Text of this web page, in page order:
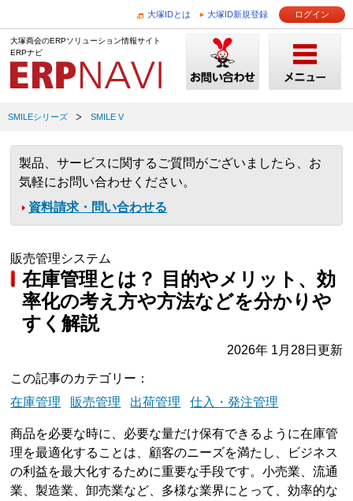
大塚IDとは 大塚ID新規登録 ログイン
大塚商会のERPソリューション情報サイト
ERPナビ
SMILEシリーズ SMILE V
製品、サービスに関するご質問がございましたら、お
気軽にお問い合わせください。
資料請求・問い合わせる
販売管理システム
在庫管理とは？ 目的やメリット、効
率化の考え方や方法などを分かりや
すく解説
2026年 1月28日更新
この記事のカテゴリー
在庫管理
販売管理 出荷管理 仕入・発注管理
商品を必要な時に、必要な量だけ保有できるように在庫管
理を最適化することは、顧客のニーズを満たし、ビジネス
の利益を最大化するために重要な手段です。小売業、流通
業、製造業、卸売業など、多様な業界にとって、効率的な